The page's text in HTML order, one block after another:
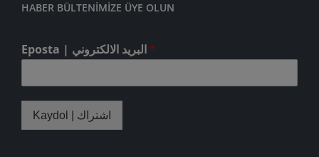
HABER BÜLTENIMIZE ÜYE OLUN
*
Kaydol | اشتراك